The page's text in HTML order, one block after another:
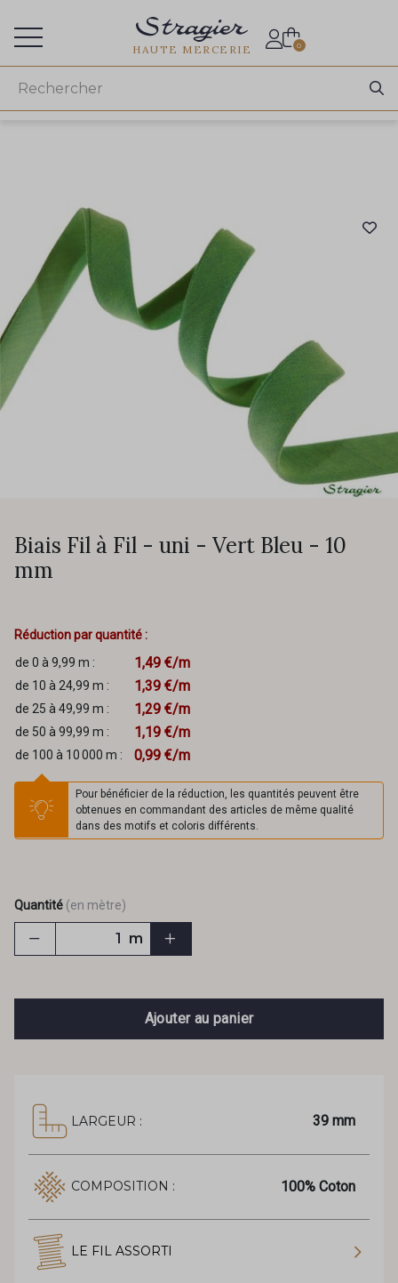
HAUTE MERCERIE 0
Biais Fil à Fil - uni - Vert Bleu - 10
mm
Réduction par quantité :
de 0 à 9,99 m :
1,49 €/m
de 10 à 24,99 m : 1,39 €/m
de 25 à 49,99 m : 1,29 €/m
de 50 à 99,99 m : 1,19 €/m
de 100 à 10 000 m : 0,99 €/m
Pour bénéficier de la réduction, les quantités peuvent être
obtenues en commandant des articles de même qualité
dans des motifs et coloris différents.
Quantité (en mètre)
m
Ajouter au panier
LARGEUR : 39 mm
COMPOSITION : 100% Coton
LE FIL ASSORTI